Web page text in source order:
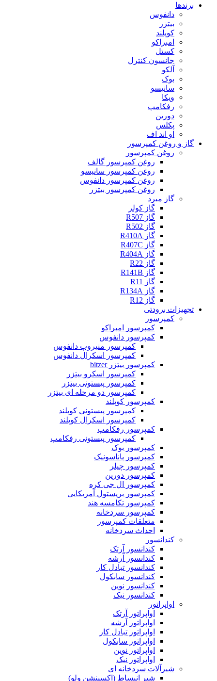
برندها
دانفوس
بیتزر
کوپلند
امبراکو
کستل
جانسون کنترل
آلکو
بوک
سانیسو
ویکا
رفکامپ
دورین
پکلس
او اند اف
گاز و روغن کمپرسور
روغن کمپرسور
روغن کمپرسور گالف
روغن کمپرسور سانیسو
روغن کمپرسور دانفوس
روغن کمپرسور بیتزر
گاز مبرد
گاز کولر
گاز R507
گاز R502
گاز R410A
گاز R407C
گاز R404A
گاز R22
گاز R141B
گاز R11
گاز R134A
گاز R12
تجهیزات برودتی
کمپرسور
کمپرسور امبراکو
کمپرسور دانفوس
کمپرسور منیروپ دانفوس
کمپرسور اسکرال دانفوس
کمپرسور بیتزر bitzer
کمپرسور اسکرو بیتزر
کمپرسور پیستونی بیتزر
کمپرسور دو مرحله ای بیتزر
کمپرسور کوپلند
کمپرسور پیستونی کوپلند
کمپرسور اسکرال کوپلند
کمپرسور رفکامپ
کمپرسور پیستونی رفکامپ
کمپرسور بوک
کمپرسور پاناسونیک
کمپرسور چیلر
کمپرسور دورین
کمپرسور ال جی کره
کمپرسور بریستول آمریکایی
کمپرسور تکامسه هند
‌کمپرسور سردخانه
متعلقات کمپرسور
احداث سردخانه
کندانسور
کندانسور آرتک
کندانسور آرشه
کندانسور تبادل کار
کندانسور سابکول
کندانسور نوین
کندانسور نیک
اواپراتور
اواپراتور آرتک
اواپراتور آرشه
اواپراتور تبادل کار
اواپراتور سابکول
اواپراتور نوین
اواپراتور نیک
شیرآلات سردخانه ای
شیر انبساط (اکسپنشن ولو)